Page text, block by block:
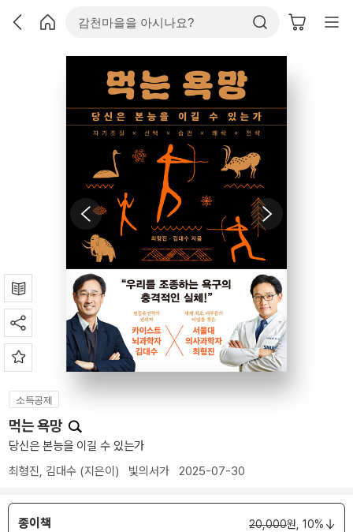
소득공제
먹는 욕망
당신은 본능을 이길 수 있는가
최형진, 김대수 (지은이) 빛의서가 2025-07-30
종이책 20,000원, 10%